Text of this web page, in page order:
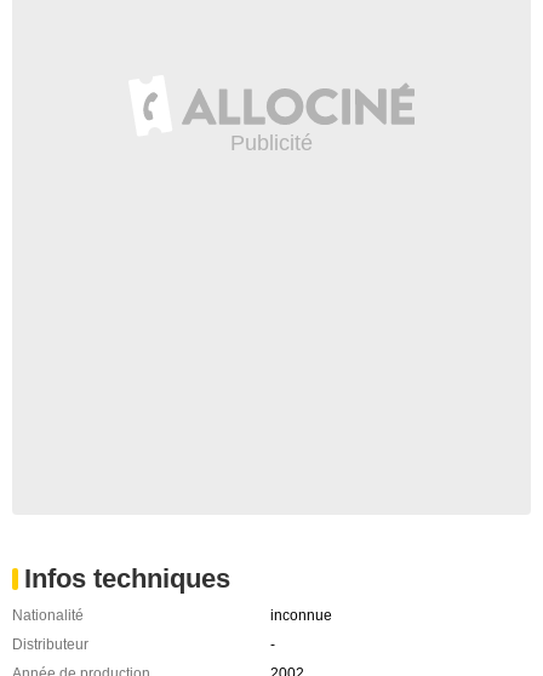
Infos techniques
Nationalité
inconnue
Distributeur
-